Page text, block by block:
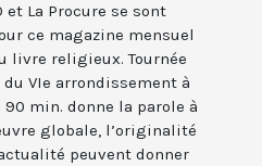
et La Procure se sont
ce magazine mensuel
livre religieux. Tournée
VIe arrondissement à
min. donne la parole à
globale, l’originalité
peuvent donner